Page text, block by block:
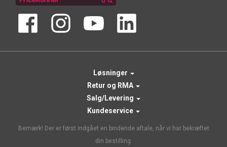
Løsninger
Retur og RMA
Salg/Levering
Kundeservice
Bemærk! Der er først indgået en bindende aftale, når vi har bekræftet
din bestilling.